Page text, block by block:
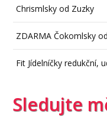
Chrismlsky od Zuzky
ZDARMA Čokomlsky
Fit Jídelníčky redukční,
Sledujte